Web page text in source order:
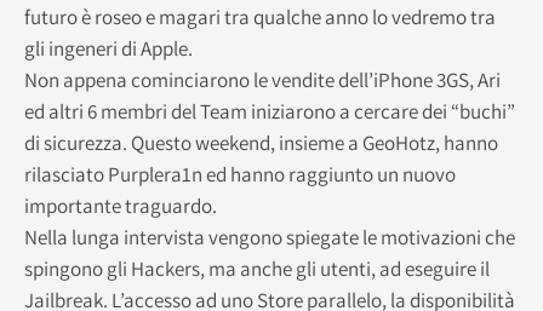
futuro è roseo e magari tra qualche anno lo vedremo tra
gli ingeneri di Apple.
Non appena cominciarono le vendite dell’iPhone 3GS, Ari
ed altri 6 membri del Team iniziarono a cercare dei “buchi”
di sicurezza. Questo weekend, insieme a GeoHotz, hanno
rilasciato Purplera1n ed hanno raggiunto un nuovo
importante traguardo.
Nella lunga intervista vengono spiegate le motivazioni che
spingono gli Hackers, ma anche gli utenti, ad eseguire il
Jailbreak. L’accesso ad uno Store parallelo, la disponibilità